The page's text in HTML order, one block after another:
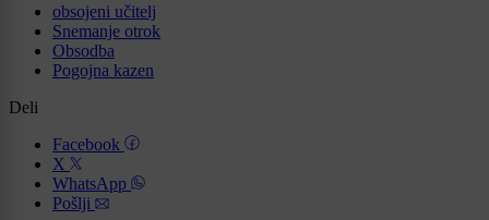
obsojeni učitelj
Snemanje otrok
Obsodba
Pogojna kazen
Deli
Facebook
X
WhatsApp
Pošlji